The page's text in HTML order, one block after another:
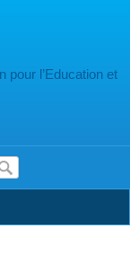
pour l’Education et